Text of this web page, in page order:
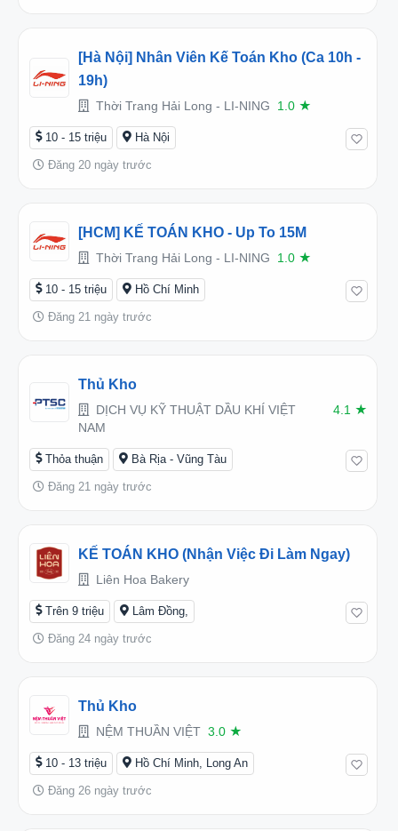
[Hà Nội] Nhân Viên Kế Toán Kho (Ca 10h -
19h)
Thời Trang Hải Long - LI-NING 1.0 ★
10 - 15 triệu Hà Nội
Đăng 20 ngày trước
[HCM] KẾ TOÁN KHO - Up To 15M
Thời Trang Hải Long - LI-NING 1.0 ★
10 - 15 triệu Hồ Chí Minh
Đăng 21 ngày trước
Thủ Kho
DỊCH VỤ KỸ THUẬT DẦU KHÍ VIỆT
NAM
4.1 ★
Thỏa thuận Bà Rịa - Vũng Tàu
Đăng 21 ngày trước
KẾ TOÁN KHO (Nhận Việc Đi Làm Ngay)
Liên Hoa Bakery
Trên 9 triệu Lâm Đồng,
Đăng 24 ngày trước
Thủ Kho
NỆM THUẦN VIỆT 3.0 ★
10 - 13 triệu Hồ Chí Minh, Long An
Đăng 26 ngày trước